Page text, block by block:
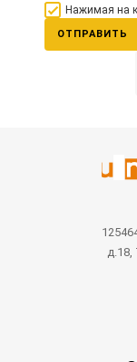
Нажимая на
ОТПРАВИТЬ